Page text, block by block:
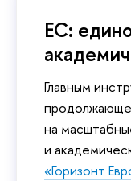
ЕС:
Главным
на
и
«Горизонт